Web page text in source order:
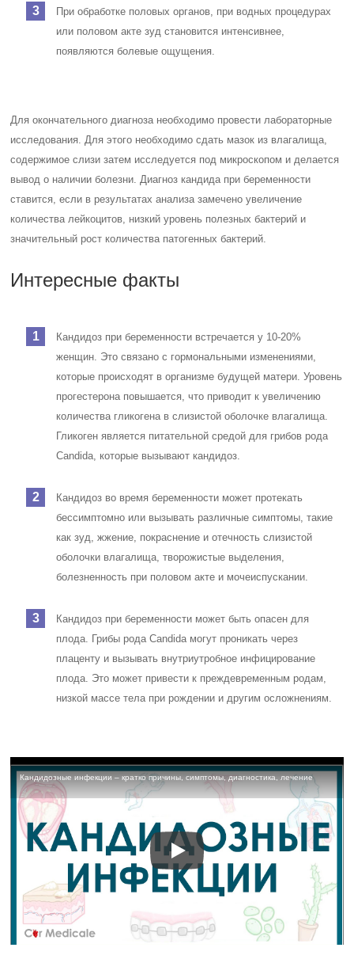
При обработке половых органов, при водных процедурах
или половом акте зуд становится интенсивнее,
появляются болевые ощущения.
Для окончательного диагноза необходимо провести лабораторные
исследования. Для этого необходимо сдать мазок из влагалища,
содержимое слизи затем исследуется под микроскопом и делается
вывод о наличии болезни. Диагноз кандида при беременности
ставится, если в результатах анализа замечено увеличение
количества лейкоцитов, низкий уровень полезных бактерий и
значительный рост количества патогенных бактерий.
Интересные факты
Кандидоз при беременности встречается у 10-20%
женщин. Это связано с гормональными изменениями,
которые происходят в организме будущей матери. Уровень
прогестерона повышается, что приводит к увеличению
количества гликогена в слизистой оболочке влагалища.
Гликоген является питательной средой для грибов рода
Candida, которые вызывают кандидоз.
Кандидоз во время беременности может протекать
бессимптомно или вызывать различные симптомы, такие
как зуд, жжение, покраснение и отечность слизистой
оболочки влагалища, творожистые выделения,
болезненность при половом акте и мочеиспускании.
Кандидоз при беременности может быть опасен для
плода. Грибы рода Candida могут проникать через
плаценту и вызывать внутриутробное инфицирование
плода. Это может привести к преждевременным родам,
низкой массе тела при рождении и другим осложнениям.
Кандидозные инфекции – кратко причины, симптомы, диагностика, лечение